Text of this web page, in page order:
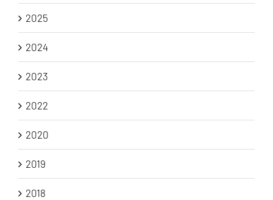
2025
2024
2023
2022
2020
2019
2018